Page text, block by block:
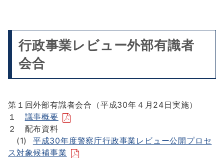
行政事業レビュー外部有識者
会合
第１回外部有識者会合（平成30年４月24日実施）
１ 議事概要
２ 配布資料
(1) 平成30年度警察庁行政事業レビュー公開プロセ
ス対象候補事業